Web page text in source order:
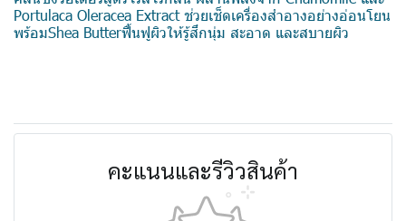
Portulaca Oleracea Extract ช่วยเช็ดเครื่องสำอางอย่างอ่อนโยน
พร้อมShea Butterฟื้นฟูผิวให้รู้สึกนุ่ม สะอาด และสบายผิว
คะแนนและรีวิวสินค้า